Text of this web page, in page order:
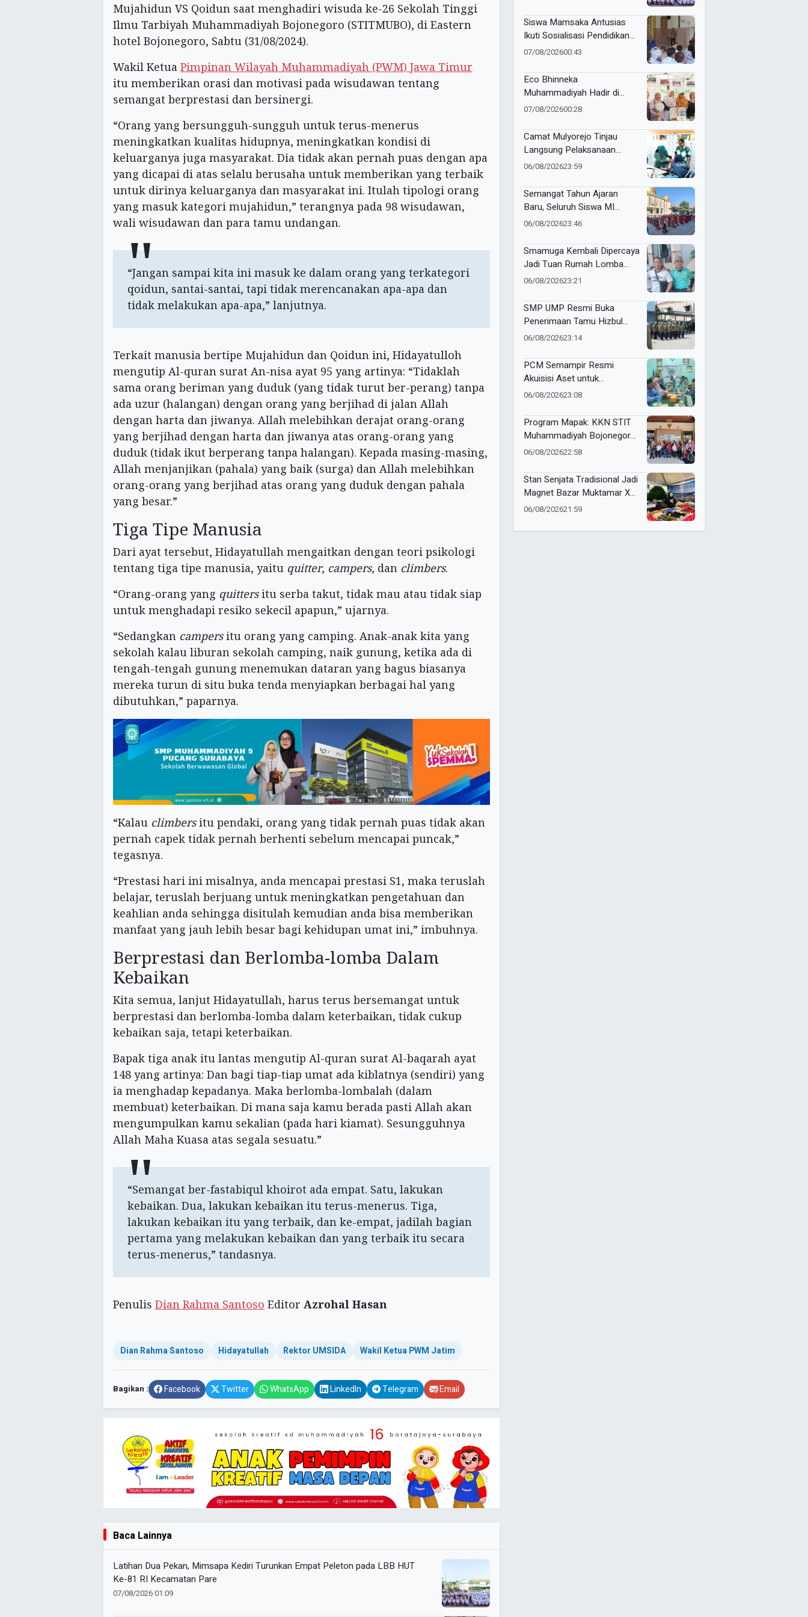
Mujahidun VS Qoidun saat menghadiri wisuda ke-26 Sekolah Tinggi
Ilmu Tarbiyah Muhammadiyah Bojonegoro (STITMUBO), di Eastern
hotel Bojonegoro, Sabtu (31/08/2024).
Wakil Ketua Pimpinan Wilayah Muhammadiyah (PWM) Jawa Timur
itu memberikan orasi dan motivasi pada wisudawan tentang
semangat berprestasi dan bersinergi.
“Orang yang bersungguh-sungguh untuk terus-menerus
meningkatkan kualitas hidupnya, meningkatkan kondisi di
keluarganya juga masyarakat. Dia tidak akan pernah puas dengan apa
yang dicapai di atas selalu berusaha untuk memberikan yang terbaik
untuk dirinya keluarganya dan masyarakat ini. Itulah tipologi orang
yang masuk kategori mujahidun,” terangnya pada 98 wisudawan,
wali wisudawan dan para tamu undangan.
“Jangan sampai kita ini masuk ke dalam orang yang terkategori
qoidun, santai-santai, tapi tidak merencanakan apa-apa dan
tidak melakukan apa-apa,” lanjutnya.
Terkait manusia bertipe Mujahidun dan Qoidun ini, Hidayatulloh
mengutip Al-quran surat An-nisa ayat 95 yang artinya: “Tidaklah
sama orang beriman yang duduk (yang tidak turut ber-perang) tanpa
ada uzur (halangan) dengan orang yang berjihad di jalan Allah
dengan harta dan jiwanya. Allah melebihkan derajat orang-orang
yang berjihad dengan harta dan jiwanya atas orang-orang yang
duduk (tidak ikut berperang tanpa halangan). Kepada masing-masing,
Allah menjanjikan (pahala) yang baik (surga) dan Allah melebihkan
orang-orang yang berjihad atas orang yang duduk dengan pahala
yang besar.”
Tiga Tipe Manusia
Dari ayat tersebut, Hidayatullah mengaitkan dengan teori psikologi
tentang tiga tipe manusia, yaitu quitter, campers, dan climbers.
“Orang-orang yang quittersitu serba takut, tidak mau atau tidak siap
untuk menghadapi resiko sekecil apapun,” ujarnya.
“Sedangkan campersitu orang yang camping. Anak-anak kita yang
sekolah kalau liburan sekolah camping, naik gunung, ketika ada di
tengah-tengah gunung menemukan dataran yang bagus biasanya
mereka turun di situ buka tenda menyiapkan berbagai hal yang
dibutuhkan,” paparnya.
“Kalau climbersitu pendaki, orang yang tidak pernah puas tidak akan
pernah capek tidak pernah berhenti sebelum mencapai puncak,”
tegasnya.
“Prestasi hari ini misalnya, anda mencapai prestasi S1, maka teruslah
belajar, teruslah berjuang untuk meningkatkan pengetahuan dan
keahlian anda sehingga disitulah kemudian anda bisa memberikan
manfaat yang jauh lebih besar bagi kehidupan umat ini,” imbuhnya.
Berprestasi dan Berlomba-lomba Dalam
Kebaikan
Kita semua, lanjut Hidayatullah, harus terus bersemangat untuk
berprestasi dan berlomba-lomba dalam keterbaikan, tidak cukup
kebaikan saja, tetapi keterbaikan.
Bapak tiga anak itu lantas mengutip Al-quran surat Al-baqarah ayat
148 yang artinya: Dan bagi tiap-tiap umat ada kiblatnya (sendiri) yang
ia menghadap kepadanya. Maka berlomba-lombalah (dalam
membuat) keterbaikan. Di mana saja kamu berada pasti Allah akan
mengumpulkan kamu sekalian (pada hari kiamat). Sesungguhnya
Allah Maha Kuasa atas segala sesuatu.”
“Semangat ber-fastabiqul khoirot ada empat. Satu, lakukan
kebaikan. Dua, lakukan kebaikan itu terus-menerus. Tiga,
lakukan kebaikan itu yang terbaik, dan ke-empat, jadilah bagian
pertama yang melakukan kebaikan dan yang terbaik itu secara
terus-menerus,” tandasnya.
Penulis Dian Rahma Santoso Editor Azrohal Hasan
Dian Rahma Santoso Hidayatullah Rektor UMSIDA Wakil Ketua PWM Jatim
Bagikan : Facebook Twitter WhatsApp LinkedIn Telegram Email
Baca Lainnya
Latihan Dua Pekan, Mimsapa Kediri Turunkan Empat Peleton pada LBB HUT
Ke-81 RI Kecamatan Pare
07/08/2026 01:09
Siswa Mamsaka Antusias
Ikuti Sosialisasi Pendidikan
Lanjutan ke Luar Negeri
07/08/202600:43
Eco Bhinneka
Muhammadiyah Hadir di
Muktamar Nasyiatul Aisyiyah
07/08/202600:28
Camat Mulyorejo Tinjau
Langsung Pelaksanaan
Imunisasi BIAS MR dan HPV
Surabaya
06/08/202623:59
Semangat Tahun Ajaran
Baru, Seluruh Siswa MI
Muhammadiyah 5
Tapak Suci Perdana
06/08/202623:46
Smamuga Kembali Dipercaya
Jadi Tuan Rumah Lomba
Voli dan Futsal HUT RI Ke-81
06/08/202623:21
SMP UMP Resmi Buka
Penerimaan Tamu Hizbul
Wathan, Tema “Satu Qobilah,
06/08/202623:14
PCM Semampir Resmi
Akuisisi Aset untuk
Pengembangan Amal Usaha
06/08/202623:08
Program Mapak: KKN STIT
Muhammadiyah Bojonegoro
Gelar Sosialisasi Pengolahan
06/08/202622:58
Stan Senjata Tradisional Jadi
Magnet Bazar Muktamar XVI
Tapak Suci Sedunia
06/08/202621:59